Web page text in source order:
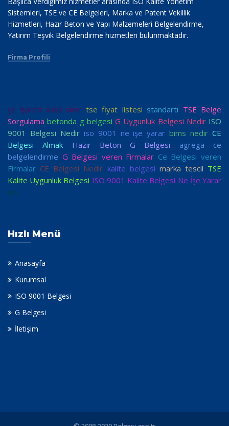
Sistemleri, TSE ve CE Belgeleri, Marka ve Patent Vekillik
Hizmetleri, Hazır Beton ve Yapı Malzemeleri Belgelendirme,
Yatırım Teşvik Belgelendirme hizmetleri bulunmaktadır.
Firma Profili
çe işareti nasıl alınır tse fiyat listesi standartı TSE Belge
Sorgulama betonda g belgesi G Uygunluk Belgesi Nedir ISO
9001 Belgesi Nedir iso 9001 ne işe yarar bims nedir CE
Belgesi Almak
Hazır Beton G Belgesi
agrega ce
belgelendirme G Belgesi veren Firmalar Ce Belgesi veren
Firmalar CE Belgesi Nedir kalite belgesi marka tescil TSE
Kalite Uygunluk Belgesi ISO 9001 Kalite Belgesi Ne İşe Yarar
iso
Hızlı Menü
Anasayfa
Kurumsal
ISO 9001 Belgesi
G Belgesi
İletişim